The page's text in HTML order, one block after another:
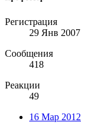
Регистрация
29 Янв 2007
Сообщения
418
Реакции
49
16 Мар 2012